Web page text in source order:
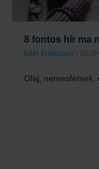
8 fontos hír ma
K&H Értékpapír |
Olaj, nemesfémek,